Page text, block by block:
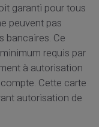
garanti pour tous
peuvent pas
bancaires. Ce
requis par
à autorisation
Cette carte
autorisation de